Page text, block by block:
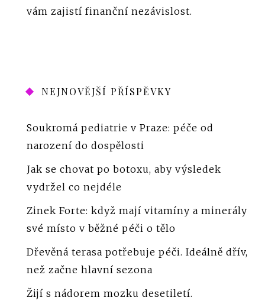
vám zajistí finanční nezávislost.
NEJNOVĚJŠÍ PŘÍSPĚVKY
Soukromá pediatrie v Praze: péče od
narození do dospělosti
Jak se chovat po botoxu, aby výsledek
vydržel co nejdéle
Zinek Forte: když mají vitamíny a minerály
své místo v běžné péči o tělo
Dřevěná terasa potřebuje péči. Ideálně dřív,
než začne hlavní sezona
Žijí s nádorem mozku desetiletí.